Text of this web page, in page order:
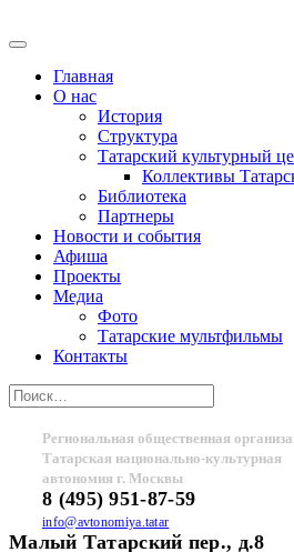
Главная
О нас
История
Структура
Татарский культурный
Коллективы
Библиотека
Партнеры
Новости и события
Афиша
Проекты
Медиа
Фото
Татарские мультфильмы
Контакты
Региональная общественная
Татарская национально-культурная
автономия г. Москвы
8 (495) 951-87-59
info@avtonomiya.tatar
Малый Татарский пер., д.8